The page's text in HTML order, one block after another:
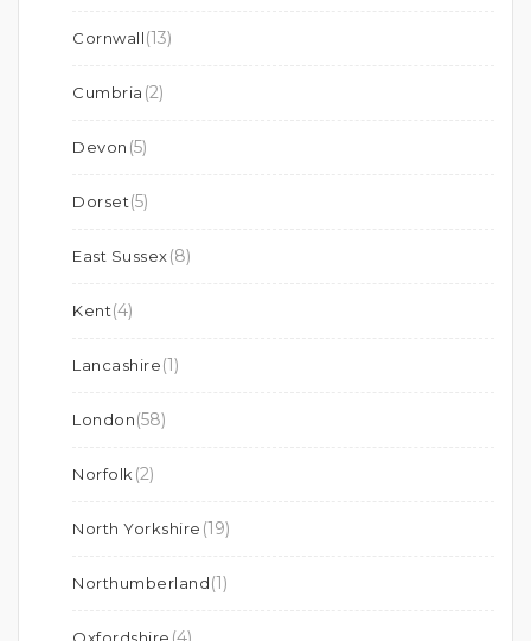
Cornwall(13)
Cumbria (2)
Devon (5)
Dorset(5)
East Sussex(8)
Kent(4)
Lancashire(1)
London(58)
Norfolk (2)
North Yorkshire (19)
Northumberland(1)